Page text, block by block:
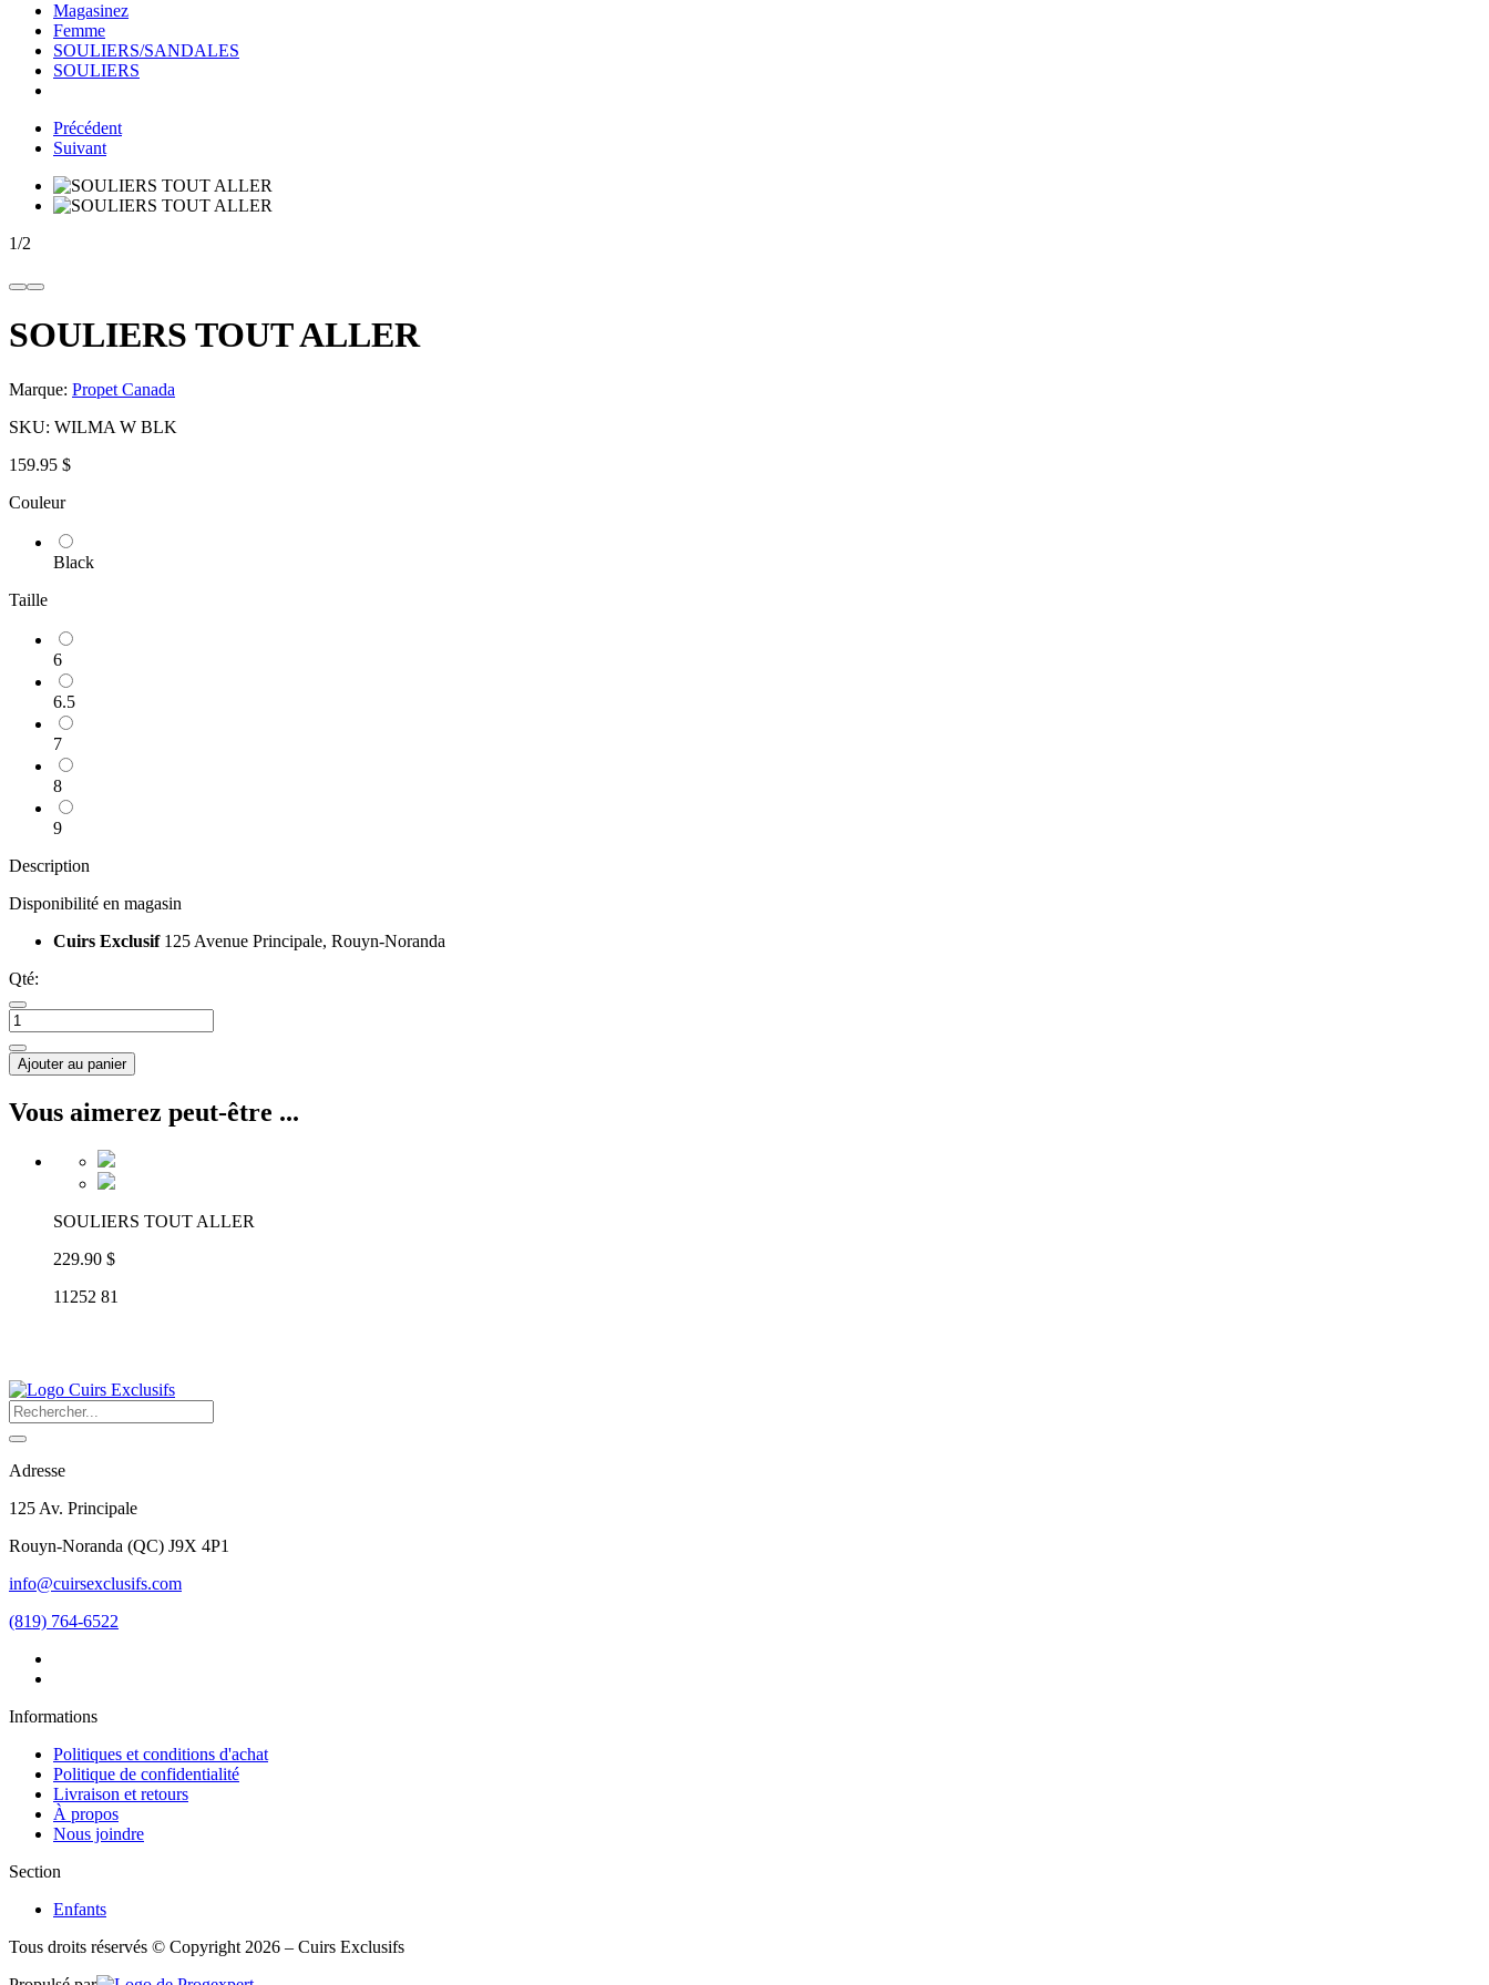
Magasinez
Femme
SOULIERS/SANDALES
SOULIERS
Précédent
Suivant
1/2
SOULIERS TOUT ALLER
Marque: Propet Canada
SKU: WILMA W BLK
159.95 $
Couleur
Black
Taille
6
6.5
7
8
9
Description
Disponibilité en magasin
Cuirs Exclusif 125 Avenue Principale, Rouyn-Noranda
Qté:
Ajouter au panier
Vous aimerez peut-être ...
SOULIERS TOUT ALLER
229.90 $
11252 81
Adresse
125 Av. Principale
Rouyn-Noranda (QC) J9X 4P1
info@cuirsexclusifs.com
(819) 764-6522
Informations
Politiques et conditions d'achat
Politique de confidentialité
Livraison et retours
À propos
Nous joindre
Section
Enfants
Tous droits réservés © Copyright 2026 – Cuirs Exclusifs